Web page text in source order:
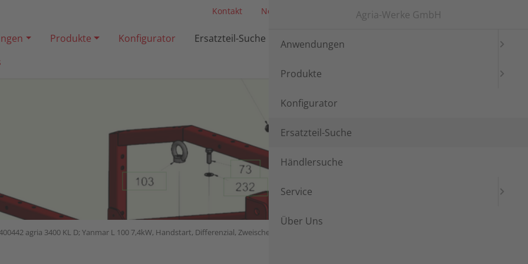
Kontakt News Login Languages
Produkte Konfigurator Ersatzteil-Suche Händlersuche
agria 3400 KL D; Yanmar L 100 7,4kW, Handstart, Differenzial, Zweischeibenkupplung
Agria-Werke GmbH
Anwendungen
Produkte
Konfigurator
Ersatzteil-Suche
Händlersuche
Service
Über Uns